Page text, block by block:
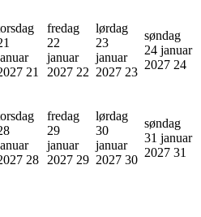
21
fredag
22
januar
2027 22
lørdag
23
januar
2027 23
søndag
24 januar
2027 24
28
fredag
29
januar
2027 29
lørdag
30
januar
2027 30
søndag
31 januar
2027 31